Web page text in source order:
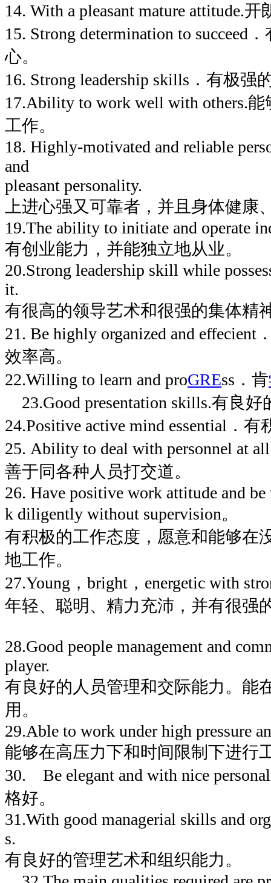
14. With a pleasant mature attitude.
15. Strong determination to succeed
心。
16. Strong leadership skills．有极强
17.Ability to work well with others.
工作。
18. Highly-motivated and reliable
and
pleasant personality.
上进心强又可靠者，并且身体健康
19.The ability to initiate and operate
有创业能力，并能独立地从业。
20.Strong leadership skill while
it.
有很高的领导艺术和很强的集体精
21. Be highly organized and
效率高。
22.Willing to learn and proGREss．肯
23.Good presentation skills.有良
24.Positive active mind essential．
25. Ability to deal with personnel at
善于同各种人员打交道。
26. Have positive work attitude and
k diligently without supervision。
有积极的工作态度，愿意和能够在
地工作。
27.Young，bright，energetic with
年轻、聪明、精力充沛，并有很强
28.Good people management and
player.
有良好的人员管理和交际能力。能
用。
29.Able to work under high pressure
能够在高压力下和时间限制下进行
30. Be elegant and with nice
格好。
31.With good managerial skills and
s.
有良好的管理艺术和组织能力。